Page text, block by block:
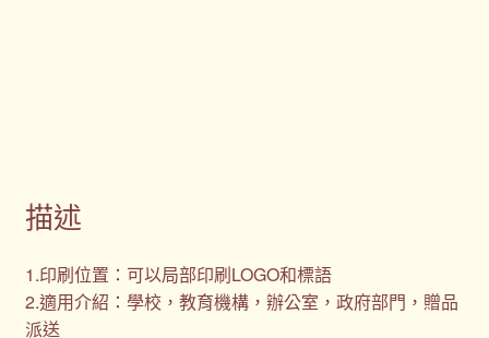
描述
1.印刷位置：可以局部印刷LOGO和標語
2.適用介紹：學校，教育機構，辦公室，政府部門，贈品
派送